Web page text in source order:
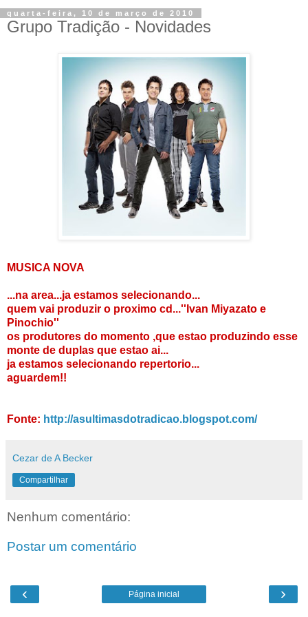
quarta-feira, 10 de março de 2010
Grupo Tradição - Novidades
MUSICA NOVA
...na area...ja estamos selecionando...
quem vai produzir o proximo cd...''Ivan Miyazato e
Pinochio''
os produtores do momento ,que estao produzindo esse
monte de duplas que estao ai...
ja estamos selecionando repertorio...
aguardem!!
Fonte: http://asultimasdotradicao.blogspot.com/
Cezar de A Becker
Compartilhar
Nenhum comentário:
Postar um comentário
‹ ›
Página inicial